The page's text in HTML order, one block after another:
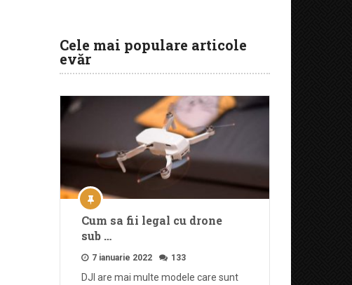
Cele mai populare articole
evăr
Cum sa fii legal cu drone
sub …
7 ianuarie 2022 133
DJI are mai multe modele care sunt